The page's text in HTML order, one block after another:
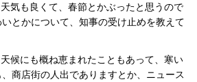
気も良くて、春節とかぶったと思うので
とかについて、知事の受け止めを教えて
候にも概ね恵まれたこともあって、寒い
商店街の人出でありますとか、ニュース